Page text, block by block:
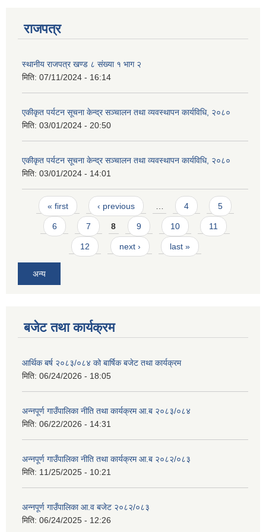
राजपत्र
स्थानीय राजपत्र खण्ड ८ संख्या १ भाग २
मिति: 07/11/2024 - 16:14
एकीकृत पर्यटन सूचना केन्द्र सञ्चालन तथा व्यवस्थापन कार्यविधि, २०८०
मिति: 03/01/2024 - 20:50
एकीकृत पर्यटन सूचना केन्द्र सञ्चालन तथा व्यवस्थापन कार्यविधि, २०८०
मिति: 03/01/2024 - 14:01
Pages
« first ‹ previous 4 5
6 7 8 9 10 11
12 next › last »
अन्य
बजेट तथा कार्यक्रम
आर्थिक बर्ष २०८३/०८४ को बार्षिक बजेट तथा कार्यक्रम
मिति: 06/24/2026 - 18:05
अन्नपूर्ण गाउँपालिका नीति तथा कार्यक्रम आ.ब २०८३/०८४
मिति: 06/22/2026 - 14:31
अन्नपूर्ण गाउँपालिका नीति तथा कार्यक्रम आ.ब २०८२/०८३
मिति: 11/25/2025 - 10:21
अन्नपूर्ण गाउँपालिका आ.व बजेट २०८२/०८३
मिति: 06/24/2025 - 12:26